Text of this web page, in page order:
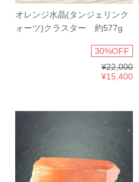
オレンジ水晶(タンジェリンク
ォーツ)クラスター 約577g
30%OFF
¥22,000
¥15,400